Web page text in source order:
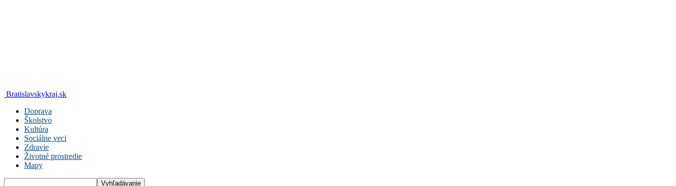
Bratislavskykraj.sk
Doprava
Školstvo
Kultúra
Sociálne veci
Zdravie
Životné prostredie
Mapy